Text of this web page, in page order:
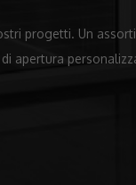
progetti. Un
apertura